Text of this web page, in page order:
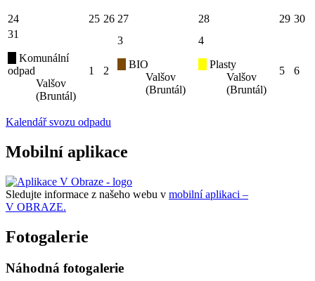
24 25 26 27 28 29 30
31
Komunální
odpad
Valšov
(Bruntál)
1 2
3
BIO
Valšov
(Bruntál)
4
Plasty
Valšov
(Bruntál)
5 6
Kalendář svozu odpadu
Mobilní aplikace
Sledujte informace z našeho webu v mobilní aplikaci –
V OBRAZE.
Fotogalerie
Náhodná fotogalerie